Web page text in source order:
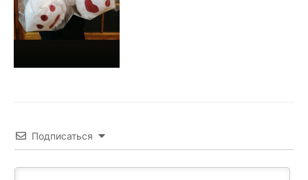
Подписаться